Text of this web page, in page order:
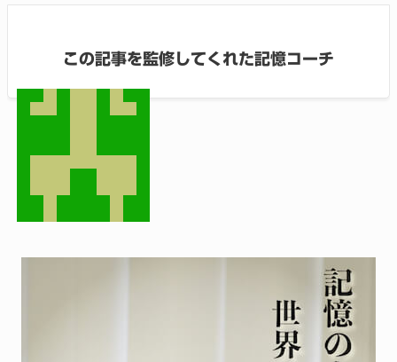
この記事を監修してくれた記憶コーチ